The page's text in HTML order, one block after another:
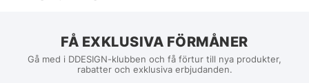
FÅ EXKLUSIVA FÖRMÅNER
Gå med i DDESIGN-klubben och få förtur till nya produkter,
rabatter och exklusiva erbjudanden.